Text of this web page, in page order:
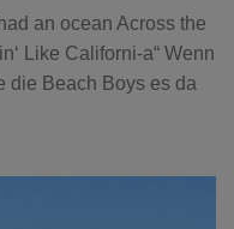
an ocean Across the
Like Californi-a“ Wenn
die Beach Boys es da